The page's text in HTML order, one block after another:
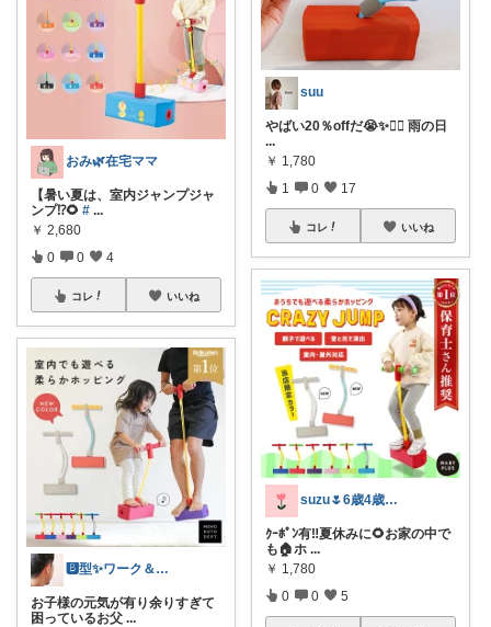
おみ🌿在宅ママ
【暑い夏は、室内ジャンプジャ
ンプ⁉️🌻 # ...
￥ 2,680
0 0 4
コレ いいね
🅱️型✨ワーク＆ライフスタイル💪
お子様の元気が有り余りすぎて
困っているお父 ...
suu
やばい20％offだ😭✨❤️‍🔥 雨の日
...
￥ 1,780
1 0 17
コレ いいね
suzu🌷6歳4歳子育てママの暮らし
ｸｰﾎﾟﾝ有‼️夏休みに🌻お家の中で
も🏠ホ ...
￥ 1,780
0 0 5